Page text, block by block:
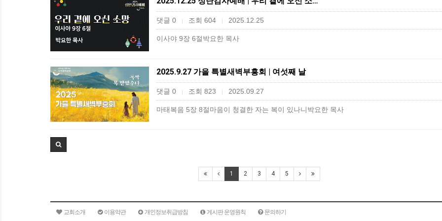
댓글 0 조회 604 2025.12.25
이사야 9장 6절박요한 목사
2025.9.27 가을 특별새벽부흥회 | 여섯째 날
댓글 0 | 조회 823 | 2025.09.27
마태복음 5장 8절마음이 청결한 자는 복이 있나니박요한 목사​
1 2 3 4 5
교회소개 이용약관 개인정보취급방침 게시판 운영원칙 문의하기